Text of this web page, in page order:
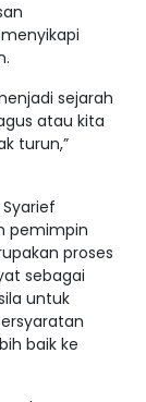
sejarah
atau kita
turun,”
pemimpin
proses
sebagai
untuk
baik ke